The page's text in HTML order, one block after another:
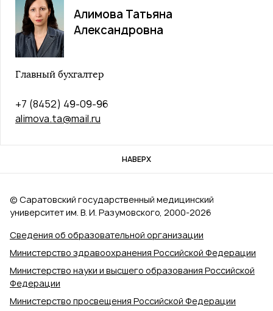
Алимова Татьяна
Александровна
Главный бухгалтер
+7 (8452) 49-09-96
alimova.ta@mail.ru
НАВЕРХ
Сведения об образовательной организации
Министерство здравоохранения Российской Федерации
Министерство науки и высшего образования Российской
Федерации
Министерство просвещения Российской Федерации
© Саратовский государственный медицинский
университет им. В. И. Разумовского, 2000‑2026